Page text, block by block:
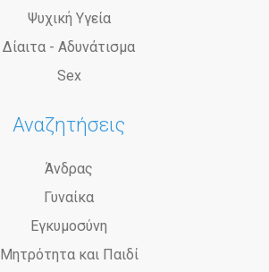
Ψυχική Υγεία
Δίαιτα - Αδυνάτισμα
Sex
Αναζητήσεις
Άνδρας
Γυναίκα
Εγκυμοσύνη
Μητρότητα και Παιδί